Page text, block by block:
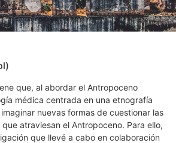
que, al abordar el Antropoceno
médica centrada en una etnografía
nuevas formas de cuestionar las
atraviesan el Antropoceno. Para ello,
que llevé a cabo en colaboración